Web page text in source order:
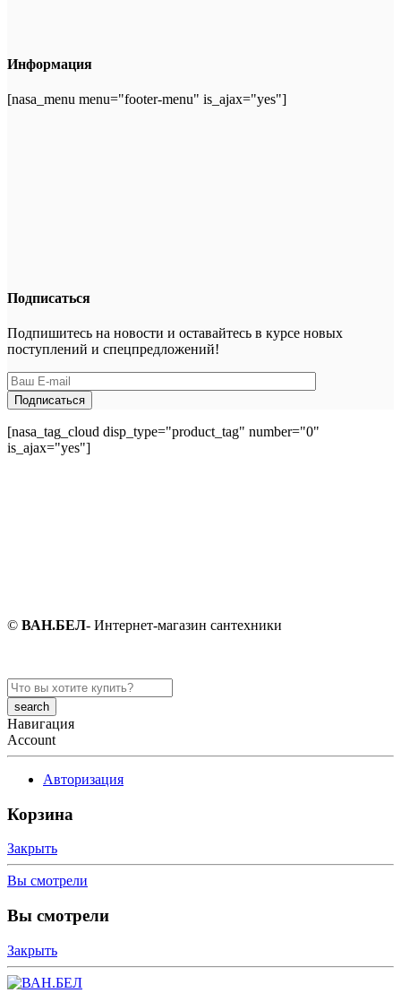
Информация
[nasa_menu menu="footer-menu" is_ajax="yes"]
Подписаться
Подпишитесь на новости и оставайтесь в курсе новых
поступлений и спецпредложений!
[nasa_tag_cloud disp_type="product_tag" number="0"
is_ajax="yes"]
© ВАН.БЕЛ- Интернет-магазин сантехники
Search
here
Навигация
Account
Авторизация
Корзина
Закрыть
Вы смотрели
Вы смотрели
Закрыть